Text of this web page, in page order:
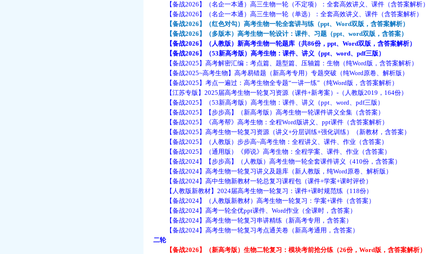
【备战2026】（名企一本通）高三生物一轮（不定项）：全套高效讲义、课件（含答案解析）
【备战2026】（名企一本通）高三生物一轮（单选）：全套高效讲义、课件（含答案解析）
【备战2026】（红色对勾）高考生物一轮全套讲与练（ppt、Word双版，含答案解析）
【备战2026】（多版本）高考生物一轮设计：课件、习题（ppt、word双版，含答案）
【备战2026】
（人教版）新高考生物一轮题库（共86份，ppt、Word双版，含答案解析）
【备战2026】（53新高考版）高考生物：课件、讲义（ppt、word、pdf三版）
【备战2025】高考解密汇编：考点篇、题型篇、压轴篇：生物（纯Word版，含答案解析）
【备战2025~高考生物】高考易错题（新高考专用）专题突破（纯Word原卷、解析版）
【备战2025】考点一遍过：高考生物全专题“一讲一练”（纯Word版，含答案解析）
【江苏专版】2025届高考生物一轮复习资源（课件+新考案）-（人教版2019，164份）
【备战2025】（53新高考版）高考生物：课件、讲义（ppt、word、pdf三版）
【备战2025】【步步高】（新高考版）高考生物一轮课件讲义全集（含答案）
【备战2025】《高考帮》高考生物：全程Word版讲义、ppt课件（含答案解析）
【备战2025】高考生物一轮复习资源（讲义+分层训练+强化训练）（新教材，含答案）
【备战2025】（人教版）步步高~高考生物：全程讲义、课件、作业（含答案）
【备战2025】（通用版）《师说》高考生物：全程学案、课件、作业（含答案）
【备战2024】【步步高】（人教版）高考生物一轮全套课件讲义（410份，含答案）
【备战2024】高考生物一轮复习讲义及题库（新人教版，纯Word原卷、解析版）
【备战2024】高中生物新教材一轮总复习课程包（课件+学案+课时评价）
【人教版新教材】2024届高考生物一轮复习：课件+课时规范练（118份）
【备战2024】（人教版新教材）高考生物一轮复习：学案+课件（含答案）
【备战2024】高考一轮全优ppt课件、Word作业（全课时，含答案）
【备战2024】高考生物一轮复习串讲精练（新高考专用，含答案）
【备战2024】高考生物一轮复习考点通关卷（新高考通用，含答案）
二轮
【备战2026】（新高考版）生物二轮复习：模块考前抢分练（26份，Word版，含答案解析）